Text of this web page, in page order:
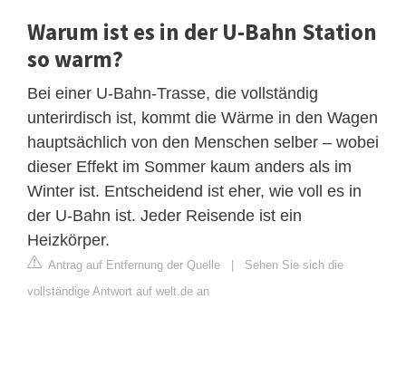
Warum ist es in der U-Bahn Station
so warm?
Bei einer U-Bahn-Trasse, die vollständig
unterirdisch ist, kommt die Wärme in den Wagen
hauptsächlich von den Menschen selber – wobei
dieser Effekt im Sommer kaum anders als im
Winter ist. Entscheidend ist eher, wie voll es in
der U-Bahn ist. Jeder Reisende ist ein
Heizkörper.
Antrag auf Entfernung der Quelle | Sehen Sie sich die
vollständige Antwort auf welt.de an